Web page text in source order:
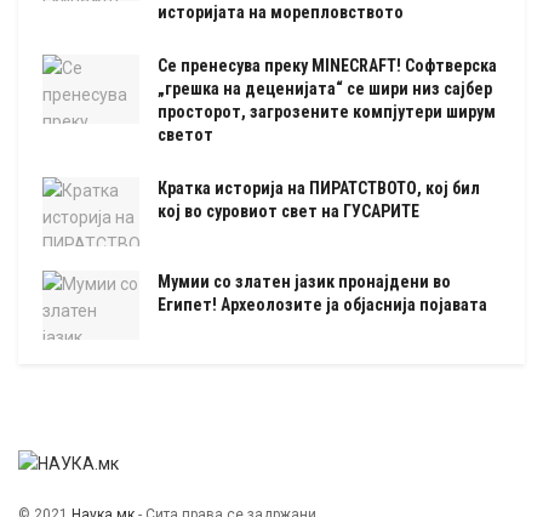
историјата на морепловството
Се пренесува преку MINECRAFT! Софтверска
„грешка на деценијата“ се шири низ сајбер
просторот, загрозените компјутери ширум
светот
Кратка историја на ПИРАТСТВОТО, кој бил
кој во суровиот свет на ГУСАРИТЕ
Мумии со златен јазик пронајдени во
Египет! Археолозите ја објаснија појавата